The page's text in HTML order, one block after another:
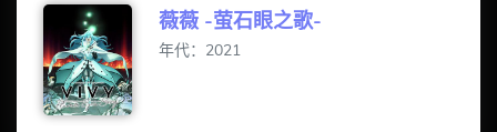
薇薇 -萤石眼之歌-
年代：2021